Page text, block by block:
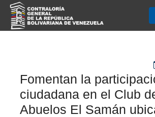
Fomentan la
ciudadana en el Club
Abuelos El Samán